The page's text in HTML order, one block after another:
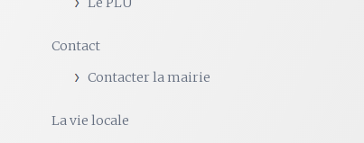
Contact
Contacter la mairie
La vie locale